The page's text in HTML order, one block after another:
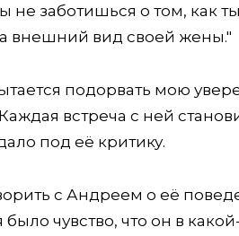
заботишься о том, как
внешний вид своей жены."
подорвать мою
встреча с ней
под её критику.
с Андреем о её
чувство, что он в